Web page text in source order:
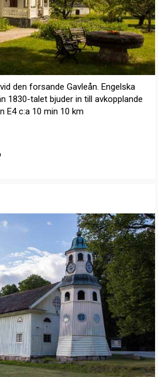
den forsande Gavleån. Engelska
1830-talet bjuder in till avkopplande
E4 c:a 10 min 10 km